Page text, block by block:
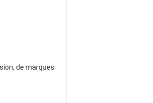
de marques